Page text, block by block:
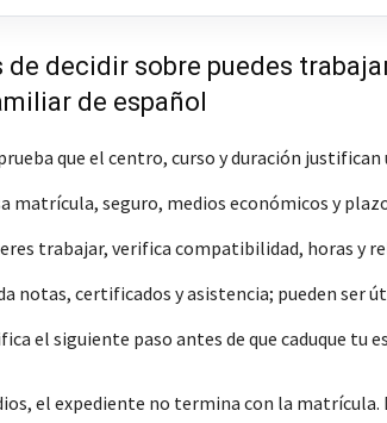
de decidir sobre puedes
de español
que el centro, curso y duración
matrícula, seguro, medios económicos y
trabajar, verifica compatibilidad, horas y
notas, certificados y asistencia; pueden ser
el siguiente paso antes de que caduque tu
el expediente no termina con la matrícula.